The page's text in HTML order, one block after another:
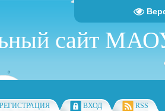
сайт
РЕГИСТРАЦИЯ ВХОД RSS